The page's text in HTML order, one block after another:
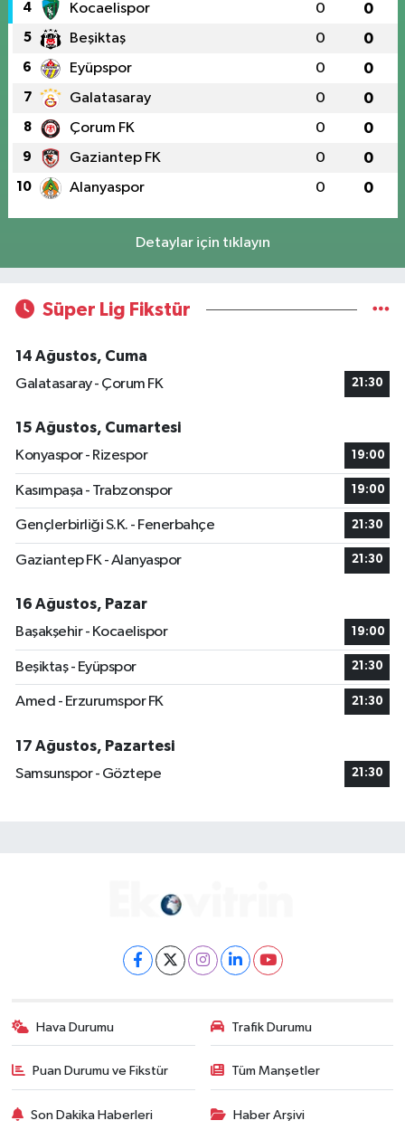
4 Kocaelispor 0 0
5 Beşiktaş 0 0
6 Eyüpspor 0 0
7 Galatasaray 0 0
8 Çorum FK 0 0
9 Gaziantep FK 0 0
10 Alanyaspor 0 0
Detaylar için tıklayın
Süper Lig Fikstür
14 Ağustos, Cuma
Galatasaray - Çorum FK
21:30
15 Ağustos, Cumartesi
Konyaspor - Rizespor
19:00
Kasımpaşa - Trabzonspor 19:00
Gençlerbirliği S.K. - Fenerbahçe 21:30
Gaziantep FK - Alanyaspor 21:30
16 Ağustos, Pazar
Başakşehir - Kocaelispor
19:00
Beşiktaş - Eyüpspor 21:30
Amed - Erzurumspor FK 21:30
17 Ağustos, Pazartesi
Samsunspor - Göztepe
21:30
Hava Durumu Trafik Durumu
Puan Durumu ve Fikstür Tüm Manşetler
Son Dakika Haberleri Haber Arşivi